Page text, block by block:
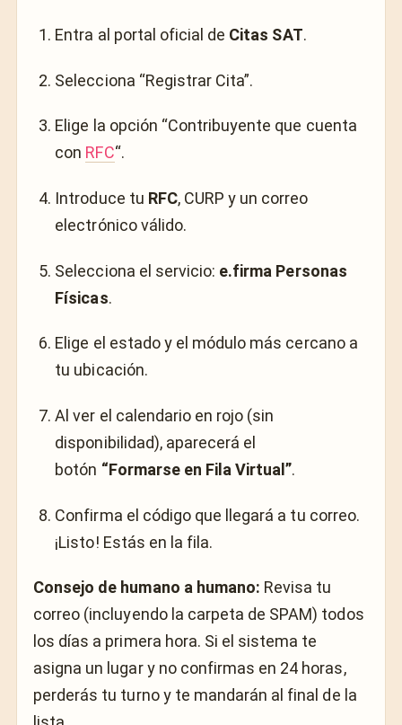
Entra al portal oficial de Citas SAT.
Selecciona “Registrar Cita”.
Elige la opción “Contribuyente que cuenta
con RFC“.
Introduce tu RFC, CURP y un correo
electrónico válido.
Selecciona el servicio: e.firma Personas
Físicas.
Elige el estado y el módulo más cercano a
tu ubicación.
Al ver el calendario en rojo (sin
disponibilidad), aparecerá el
botón “Formarse en Fila Virtual”.
Confirma el código que llegará a tu correo.
¡Listo! Estás en la fila.
Consejo de humano a humano: Revisa tu
correo (incluyendo la carpeta de SPAM) todos
los días a primera hora. Si el sistema te
asigna un lugar y no confirmas en 24 horas,
perderás tu turno y te mandarán al final de la